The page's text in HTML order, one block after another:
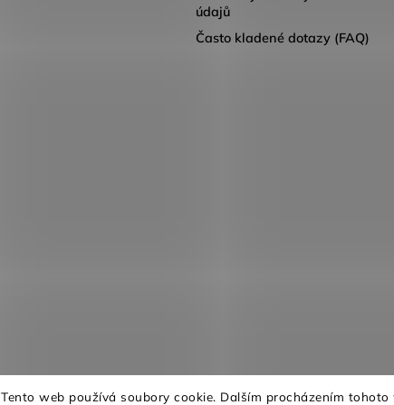
Tento web používá soubory cookie. Dalším procházením tohoto
údajů
Často kladené dotazy (FAQ)